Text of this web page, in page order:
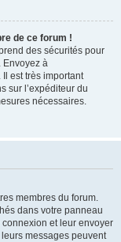
de ce forum !
des sécurités pour
Envoyez à
est très important
sur l’expéditeur du
nécessaires.
membres du forum.
dans votre panneau
et leur envoyer
messages peuvent